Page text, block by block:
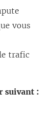
vous
trafic
suivant :